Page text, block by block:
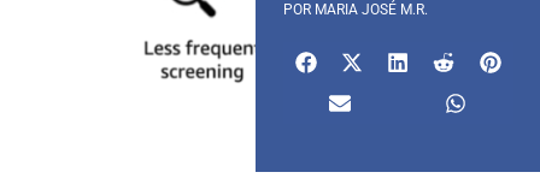
POR MARIA JOSÉ M.R.